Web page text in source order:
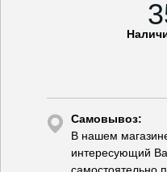
Самовывоз:
В нашем
интересующий